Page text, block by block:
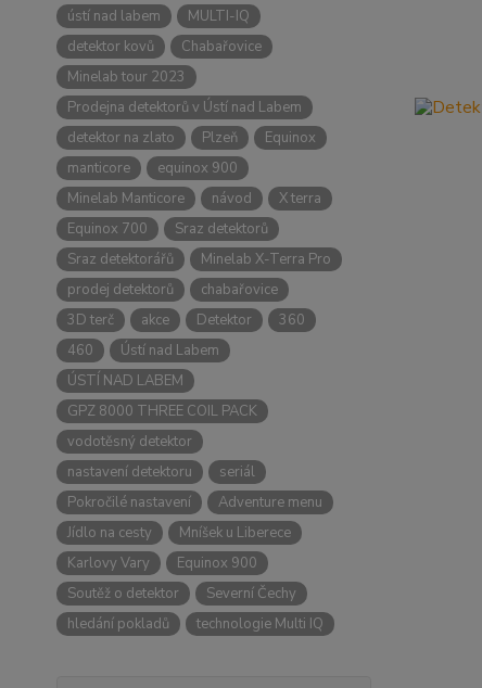
ústí nad labem
MULTI-IQ
detektor kovů
Chabařovice
Minelab tour 2023
Prodejna detektorů v Ústí nad Labem
detektor na zlato
Plzeň
Equinox
manticore
equinox 900
Minelab Manticore
návod
X terra
Equinox 700
Sraz detektorů
Sraz detektorářů
Minelab X-Terra Pro
prodej detektorů
chabařovice
3D terč
akce Detektor
360
460
Ústí nad Labem
ÚSTÍ NAD LABEM
GPZ 8000 THREE COIL PACK
vodotěsný detektor
nastavení detektoru
seriál
Pokročilé nastavení
Adventure menu
Jídlo na cesty
Mníšek u Liberece
Karlovy Vary
Equinox 900
Soutěž o detektor
Severní Čechy
hledání pokladů
technologie Multi IQ